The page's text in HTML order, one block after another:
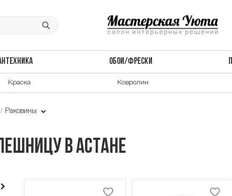
ОБОИ/ФРЕСКИ
Краска Ковролин
Раковины
в Астане